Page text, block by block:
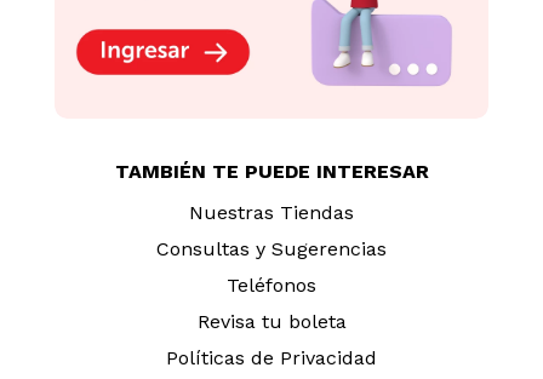
TAMBIÉN TE PUEDE INTERESAR
Nuestras Tiendas
Consultas y Sugerencias
Teléfonos
Revisa tu boleta
Políticas de Privacidad